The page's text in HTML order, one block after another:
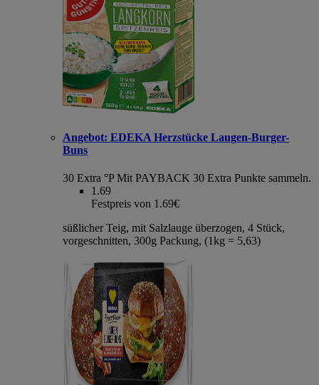
Angebot: EDEKA Herzstücke Laugen-Burger-
Buns
30 Extra °P Mit PAYBACK 30 Extra Punkte sammeln.
1.69
Festpreis von 1.69€
süßlicher Teig, mit Salzlauge überzogen, 4 Stück,
vorgeschnitten, 300g Packung, (1kg = 5,63)